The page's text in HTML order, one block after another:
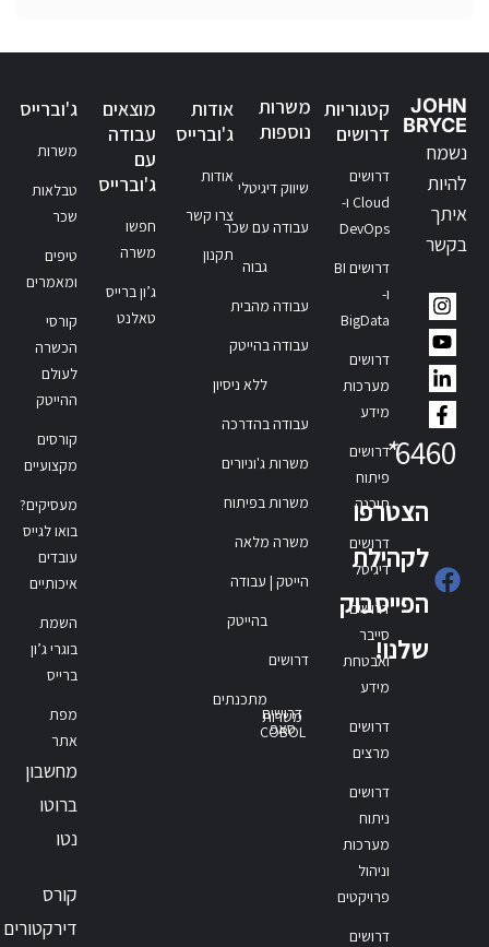
JOHN
BRYCE
נשמח
להיות
איתך
בקשר
6460
*
הצטרפו
לקהילת
הפייסבוק
שלנו!
קטגוריות
דרושים
דרושים
Cloud ו-
DevOps
דרושים BI
ו-
BigData
דרושים
מערכות
מידע
דרושים
פיתוח
תוכנה
דרושים
דיגיטל
דרושים
סייבר
ואבטחת
מידע
דרושים
מרצים
דרושים
ניתוח
מערכות
וניהול
פרויקטים
דרושים
משרות
נוספות
שיווק דיגיטלי
עבודה עם שכר
גבוה
עבודה מהבית
עבודה בהייטק
ללא ניסיון
עבודה בהדרכה
משרות ג'וניורים
משרות בפיתוח
משרה מלאה
הייטק | עבודה
בהייטק
דרושים
מתכנתים
דרושים
סאפ
משרות
COBOL
אודות
ג'וברייס
אודות
צרו קשר
תקנון
מוצאים
עבודה
עם
ג'וברייס
חפשו
משרה
ג’ון ברייס
טאלנט
ג'וברייס
משרות
טבלאות
שכר
טיפים
ומאמרים
קורסי
הכשרה
לעולם
ההייטק
קורסים
מקצועיים
מעסיקים?
בואו לגייס
עובדים
איכותיים
השמת
בוגרי ג’ון
ברייס
מפת
אתר
מחשבון
ברוטו
נטו
קורס
דירקטורים